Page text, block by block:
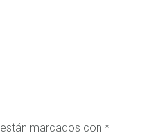
marcados con *